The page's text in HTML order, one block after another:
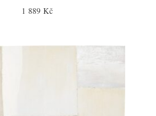
1 889 Kč